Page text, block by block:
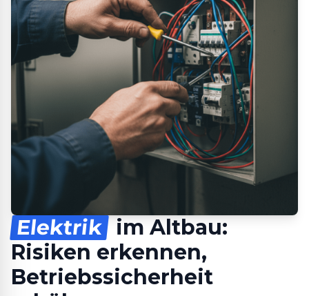
Elektrik im Altbau:
Risiken erkennen,
Betriebssicherheit